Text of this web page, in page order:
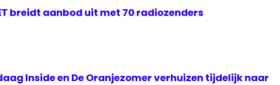
breidt aanbod uit met 70 radiozenders
Inside en De Oranjezomer verhuizen tijdelijk naar